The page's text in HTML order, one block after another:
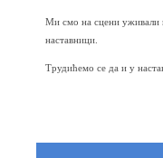
Ми смо на сцени уживали
наставници.
Трудићемо се да и у